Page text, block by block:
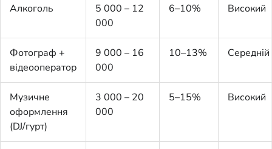
Алкоголь
5 000 – 12
000
6–10% Високий
Фотограф +
відеооператор
9 000 – 16
000
10–13% Середній
Музичне
оформлення
(DJ/гурт)
3 000 – 20
000
5–15% Високий